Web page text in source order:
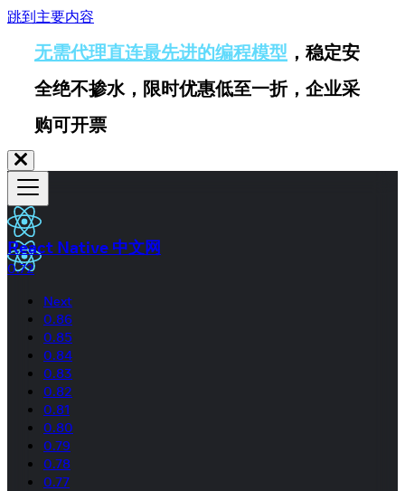
跳到主要内容
无需代理直连最先进的编程模型 ，稳定安
全绝不掺水，限时优惠低至一折，企业采
购可开票
React Native 中文网
0.72
Next
0.86
0.85
0.84
0.83
0.82
0.81
0.80
0.79
0.78
0.77